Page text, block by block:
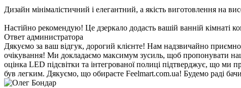
Дизайн мінімалістичний і елегантний, а якість виготовлення на
Настійно рекомендую! Це дзеркало додасть вашій ванній кімнаті
Ответ администратора
Дякуємо за ваш відгук, дорогий клієнте! Нам надзвичайно
очікування! Ми докладаємо максимум зусиль, щоб пропонувати
оцінка LED підсвітки та інтегрованої полиці підтверджує, що
був легким. Дякуємо, що обираєте Feelmart.com.ua! Будемо раді